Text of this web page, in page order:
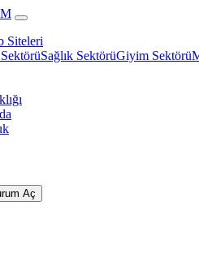
Siteleri
Sağlık SektörüGiyim Sektörü
Aç